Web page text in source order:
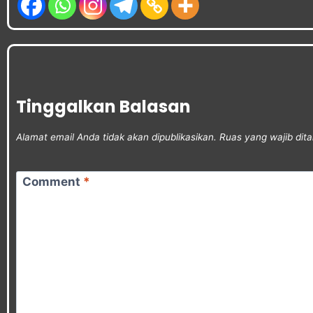
Tinggalkan Balasan
Alamat email Anda tidak akan dipublikasikan. Ruas yang wajib
Comment *